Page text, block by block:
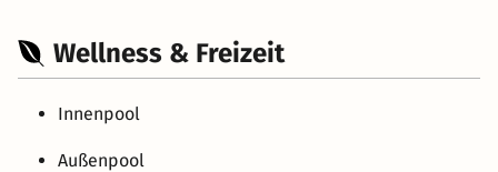
Wellness & Freizeit
Innenpool
Außenpool